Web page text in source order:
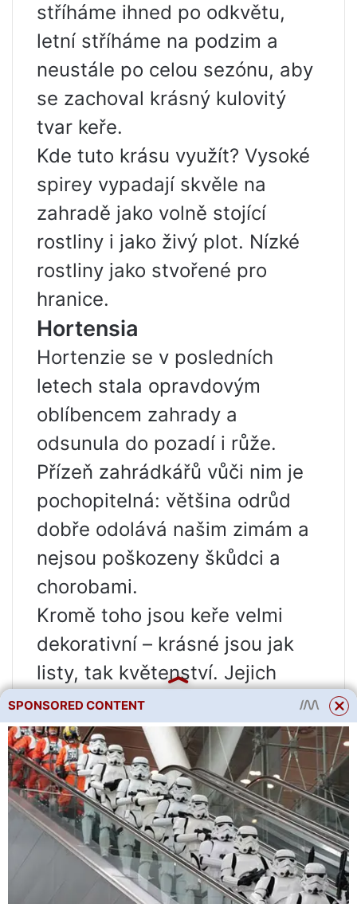
stříháme ihned po odkvětu,
letní stříháme na podzim a
neustále po celou sezónu, aby
se zachoval krásný kulovitý
tvar keře.
Kde tuto krásu využít? Vysoké
spirey vypadají skvěle na
zahradě jako volně stojící
rostliny i jako živý plot. Nízké
rostliny jako stvořené pro
hranice.
Hortensia
Hortenzie se v posledních
letech stala opravdovým
oblíbencem zahrady a
odsunula do pozadí i růže.
Přízeň zahrádkářů vůči nim je
pochopitelná: většina odrůd
dobře odolává našim zimám a
nejsou poškozeny škůdci a
chorobami.
Kromě toho jsou keře velmi
dekorativní – krásné jsou jak
listy, tak květenství. Jejich
doba květu je od konce června
do října.
Nejčastěji na našich zahradách
můžete vidětstromová
hortenzie. Jsou to jeho velké
čepice květenství, které
většina letních obyvatel
SPONSORED CONTENT